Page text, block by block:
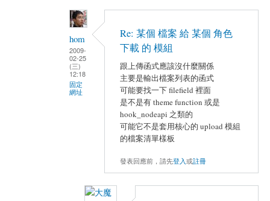
hom
2009-
02-25
(三)
12:18
固定
網址
Re: 某個 檔案 給 某個 角色
下載 的 模組
跟上傳函式應該沒什麼關係
主要是輸出檔案列表的函式
可能要找一下 filefield 裡面
是不是有 theme function 或是
hook_nodeapi 之類的
可能它不是套用核心的 upload 模組
的檔案清單樣板
發表回應前，請先登入或註冊